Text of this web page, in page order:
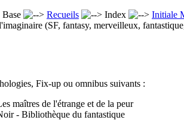
Base Recueils Index Initiale
(SF, fantasy, merveilleux,
Fix-up ou omnibus suivants :
maîtres de l'étrange et de la peur
- Bibliothèque du fantastique